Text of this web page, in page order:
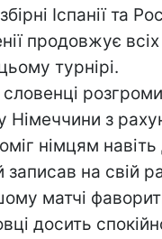
Іспанії та
продовжує всіх
турнірі.
Німеччини з
німцям навіть
записав на свій
матчі
досить